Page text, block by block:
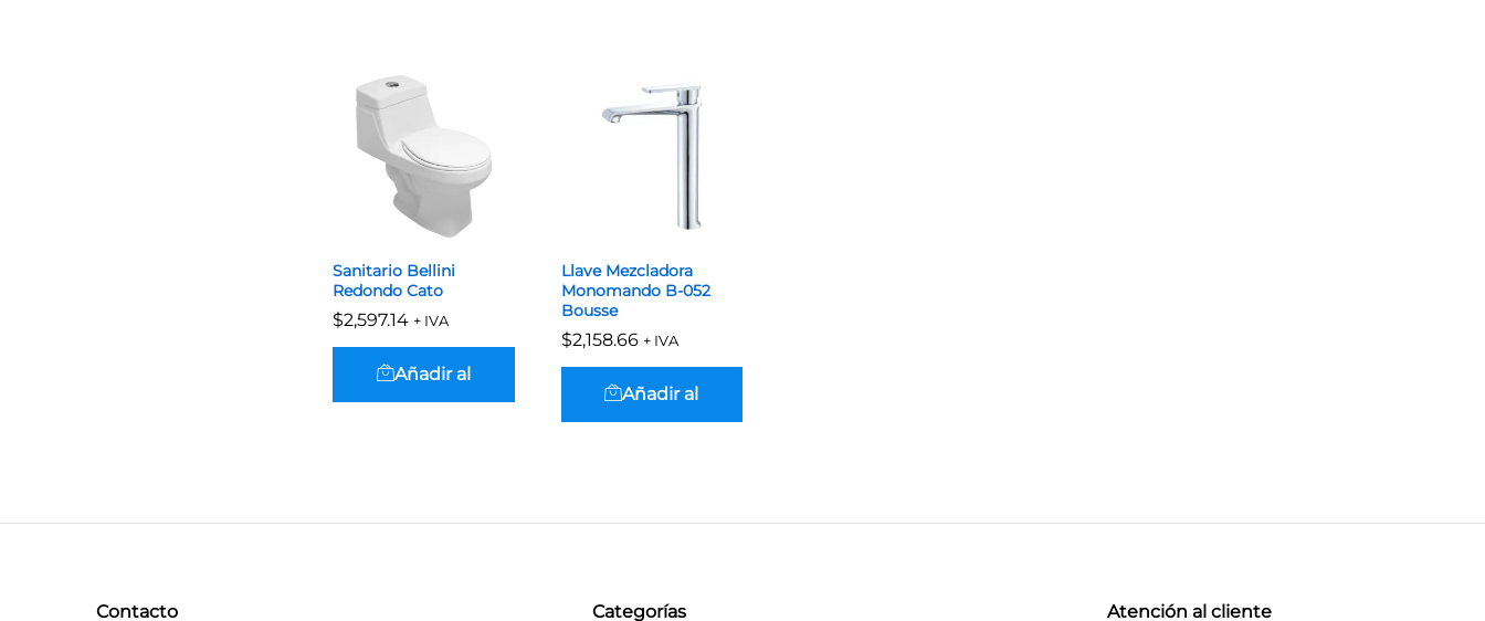
Sanitario Bellini
Redondo Cato
$2,597.14 + IVA
$2,597.14
Añadir al
Llave Mezcladora
Monomando B-052
Bousse
$2,158.66 + IVA
$2,158.66
Añadir al
Contacto Categorías Atención al cliente